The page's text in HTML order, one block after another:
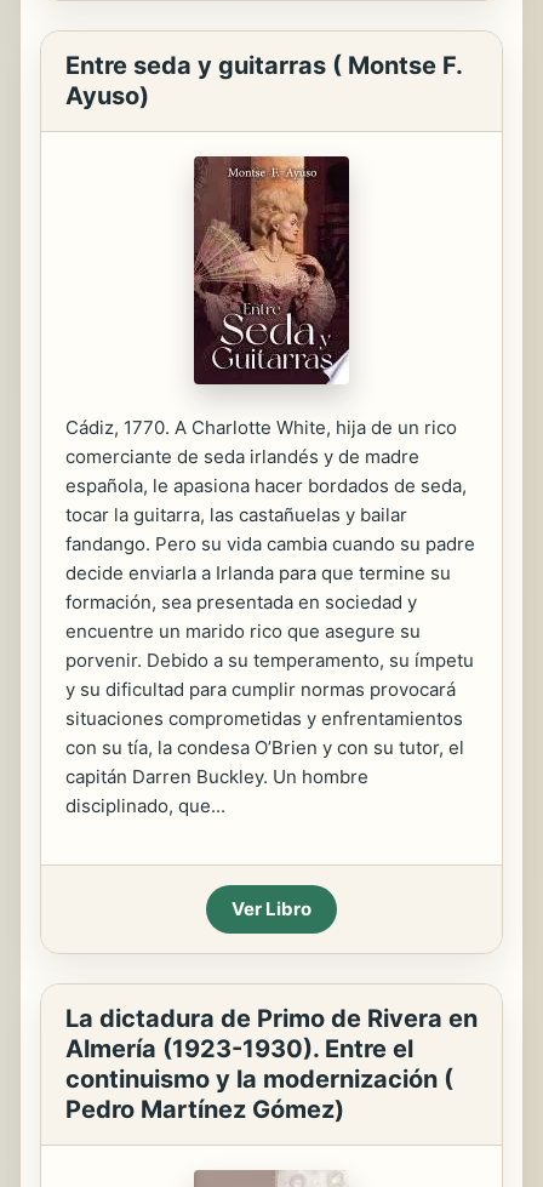
Entre seda y guitarras ( Montse F.
Ayuso)
Cádiz, 1770. A Charlotte White, hija de un rico
comerciante de seda irlandés y de madre
española, le apasiona hacer bordados de seda,
tocar la guitarra, las castañuelas y bailar
fandango. Pero su vida cambia cuando su padre
decide enviarla a Irlanda para que termine su
formación, sea presentada en sociedad y
encuentre un marido rico que asegure su
porvenir. Debido a su temperamento, su ímpetu
y su dificultad para cumplir normas provocará
situaciones comprometidas y enfrentamientos
con su tía, la condesa O’Brien y con su tutor, el
capitán Darren Buckley. Un hombre
disciplinado, que...
Ver Libro
La dictadura de Primo de Rivera en
Almería (1923-1930). Entre el
continuismo y la modernización (
Pedro Martínez Gómez)